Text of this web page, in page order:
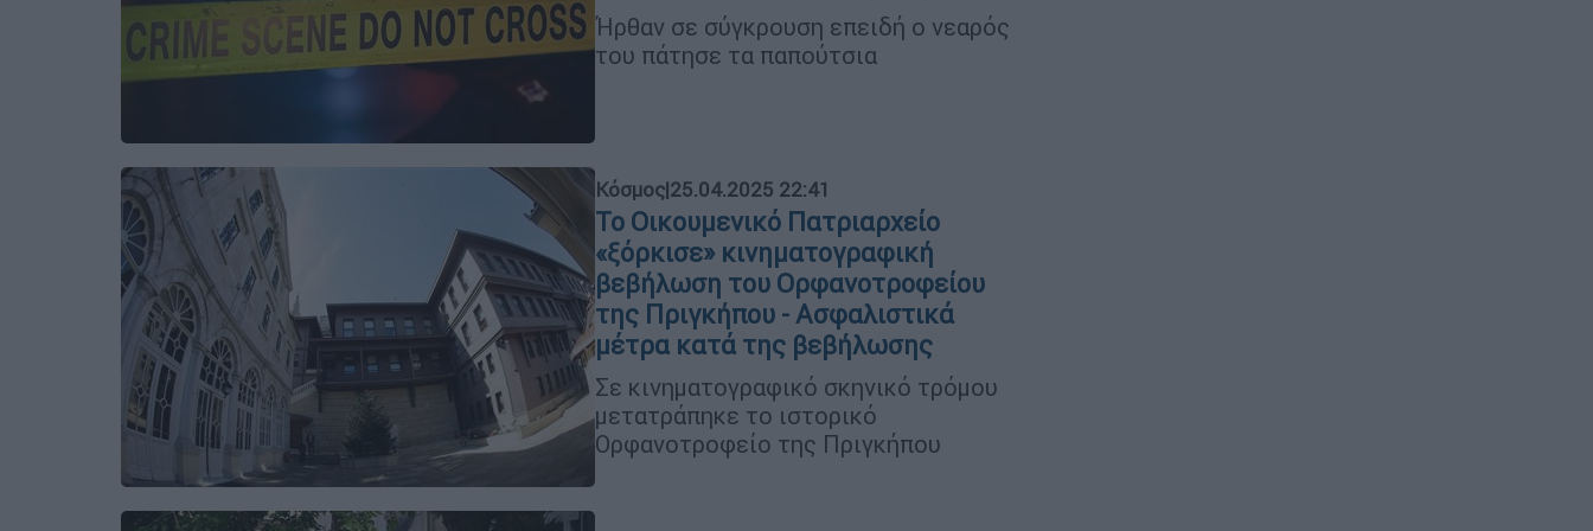
Ήρθαν σε σύγκρουση επειδή ο νεαρός
του πάτησε τα παπούτσια
Κόσμος|25.04.2025 22:41
Το Οικουμενικό Πατριαρχείο
«ξόρκισε» κινηματογραφική
βεβήλωση του Ορφανοτροφείου
της Πριγκήπου - Ασφαλιστικά
μέτρα κατά της βεβήλωσης
Σε κινηματογραφικό σκηνικό τρόμου
μετατράπηκε το ιστορικό
Ορφανοτροφείο της Πριγκήπου